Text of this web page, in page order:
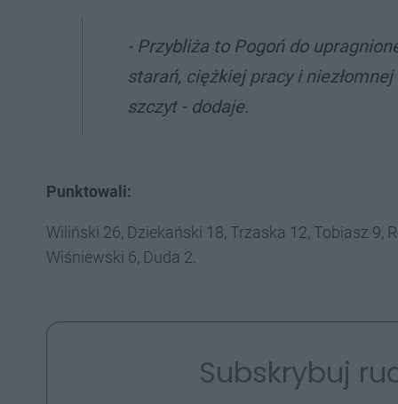
- Przybliża to Pogoń do
starań, ciężkiej pracy i
szczyt - dodaje.
Punktowali:
Wiliński 26, Dziekański 18, Trzaska 12, Tobiasz 9,
Wiśniewski 6, Duda 2.
Subskrybuj